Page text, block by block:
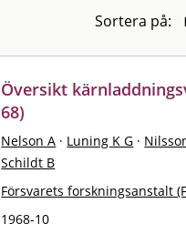
Sortera på:
Översikt
68)
Nelson A · Luning K G ·
Schildt B
Försvarets forskningsanstalt
1968-10